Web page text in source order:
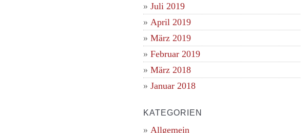
Juli 2019
April 2019
März 2019
Februar 2019
März 2018
Januar 2018
KATEGORIEN
Allgemein